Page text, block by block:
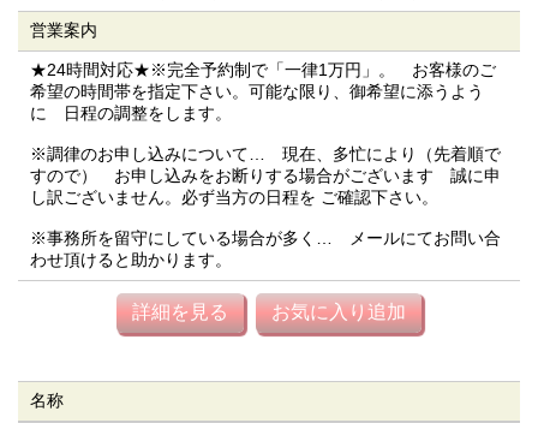
営業案内
★24時間対応★※完全予約制で「一律1万円」。 お客様のご
希望の時間帯を指定下さい。可能な限り、御希望に添うよう
に 日程の調整をします。
※調律のお申し込みについて… 現在、多忙により（先着順で
すので） お申し込みをお断りする場合がございます 誠に申
し訳ございません。必ず当方の日程を ご確認下さい。
※事務所を留守にしている場合が多く… メールにてお問い合
わせ頂けると助かります。
詳細を見る お気に入り追加
名称